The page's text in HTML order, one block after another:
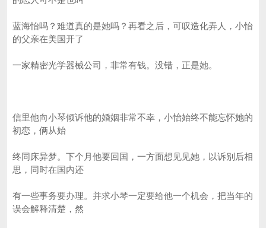
蓝海怡吗？难道真的是她吗？再看之后，可叹造化弄人，小怡
的父亲在美国开了
一家精密光学器械公司，非常有钱。没错，正是她。
信里他向小琴倾诉他的婚姻非常不幸，小怡始终不能忘怀她的
初恋，俩从始
终同床异梦。下个月他要回国，一方面想见见她，以诉别后相
思，同时在国内还
有一些事务要办理。并求小琴一定要给他一个机会，把当年的
误会解释清楚，然